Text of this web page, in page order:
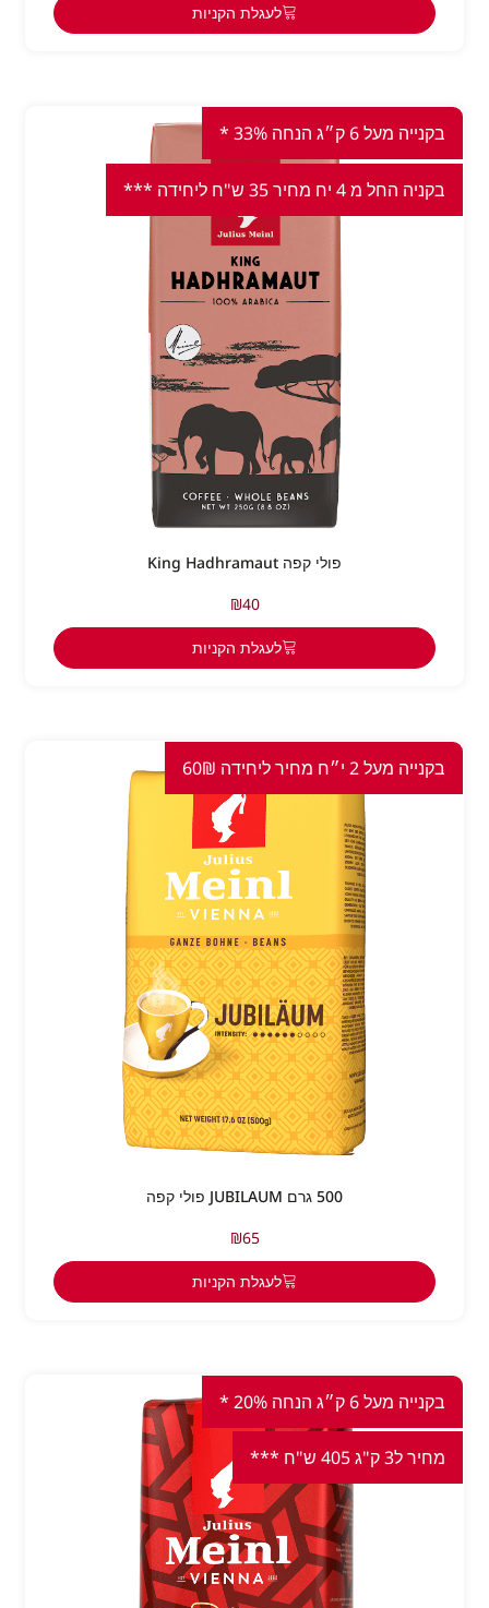
לעגלת הקניות
בקנייה מעל 6 ק״ג הנחה 33% *
בקניה החל מ 4 יח מחיר 35 ש"ח ליחידה ***
פולי קפה King Hadhramaut
₪40
לעגלת הקניות
בקנייה מעל 2 י״ח מחיר ליחידה 60₪
500 גרם JUBILAUM פולי קפה
₪65
לעגלת הקניות
בקנייה מעל 6 ק״ג הנחה 20% *
מחיר ל3 ק"ג 405 ש"ח ***